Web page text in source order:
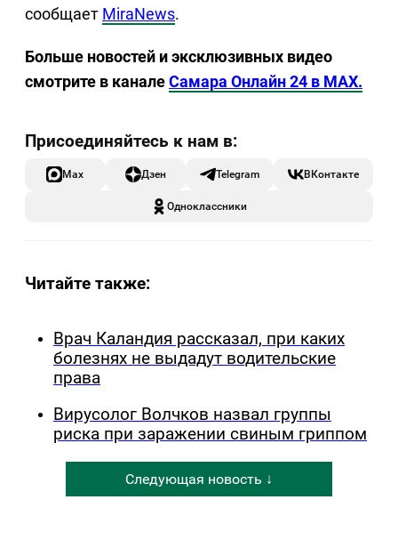
сообщает MiraNews.
Больше новостей и эксклюзивных видео
смотрите в каналеСамара Онлайн 24 в MAX.
Max Дзен Telegram ВКонтакте
Одноклассники
Читайте также:
Врач Каландия рассказал, при каких
болезнях не выдадут водительские
права
Вирусолог Волчков назвал группы
риска при заражении свиным гриппом
Следующая новость ↓